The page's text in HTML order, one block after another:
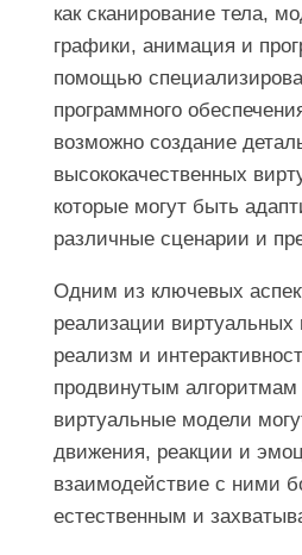
как сканирование тела,
графики, анимация и
помощью
программного
возможно создание
высококачественных
которые могут быть
различные сценарии и
Одним из ключевых
реализации виртуальных
реализм и
продвинутым
виртуальные модели
движения, реакции и
взаимодействие с ними
естественным и